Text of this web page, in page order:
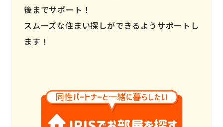
後までサポート！
スムーズな住まい探しができるようサポートし
ます！